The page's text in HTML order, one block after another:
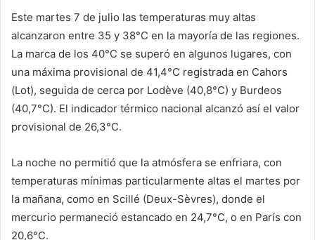
Este martes 7 de julio las temperaturas muy altas
alcanzaron entre 35 y 38°C en la mayoría de las regiones.
La marca de los 40°C se superó en algunos lugares, con
una máxima provisional de 41,4°C registrada en Cahors
(Lot), seguida de cerca por Lodève (40,8°C) y Burdeos
(40,7°C). El indicador térmico nacional alcanzó así el valor
provisional de 26,3°C.
La noche no permitió que la atmósfera se enfriara, con
temperaturas mínimas particularmente altas el martes por
la mañana, como en Scillé (Deux-Sèvres), donde el
mercurio permaneció estancado en 24,7°C, o en París con
20,6°C.